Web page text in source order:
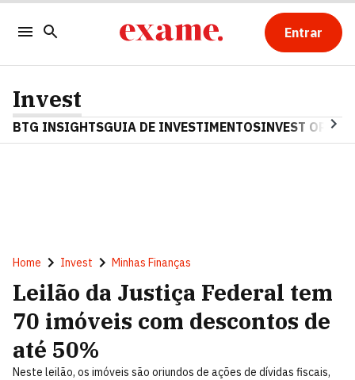
Entrar
Invest
BTG INSIGHTSGUIA DE INVESTIMENTOSINVEST OPINA
Home Invest Minhas Finanças
Leilão da Justiça Federal tem
70 imóveis com descontos de
até 50%
Neste leilão, os imóveis são oriundos de ações de dívidas fiscais,